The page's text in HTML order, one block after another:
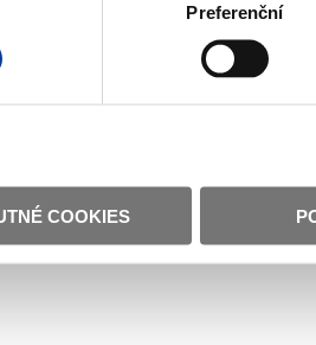
Preferenční
COOKIES